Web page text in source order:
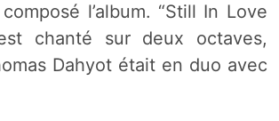
l’album. “Still In Love
chanté sur deux octaves,
Dahyot était en duo avec